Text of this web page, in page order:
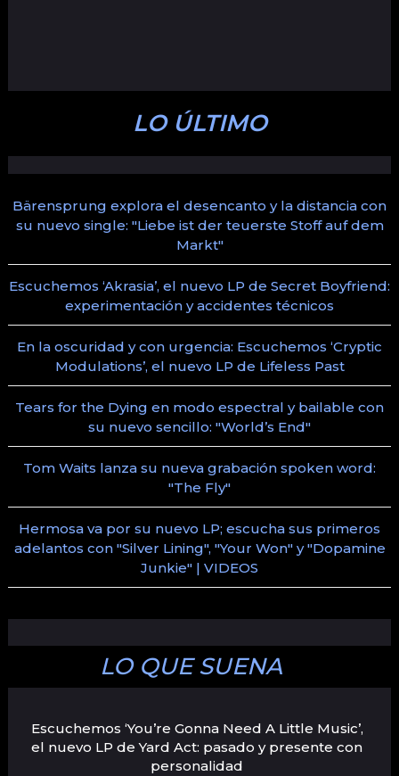
LO ÚLTIMO
Bärensprung explora el desencanto y la distancia con
su nuevo single: "Liebe ist der teuerste Stoff auf dem
Markt"
Escuchemos ‘Akrasia’, el nuevo LP de Secret Boyfriend:
experimentación y accidentes técnicos
En la oscuridad y con urgencia: Escuchemos ‘Cryptic
Modulations’, el nuevo LP de Lifeless Past
Tears for the Dying en modo espectral y bailable con
su nuevo sencillo: "World’s End"
Tom Waits lanza su nueva grabación spoken word:
"The Fly"
Hermosa va por su nuevo LP; escucha sus primeros
adelantos con "Silver Lining", "Your Won" y "Dopamine
Junkie" | VIDEOS
LO QUE SUENA
Escuchemos ‘You’re Gonna Need A Little Music’,
el nuevo LP de Yard Act: pasado y presente con
personalidad